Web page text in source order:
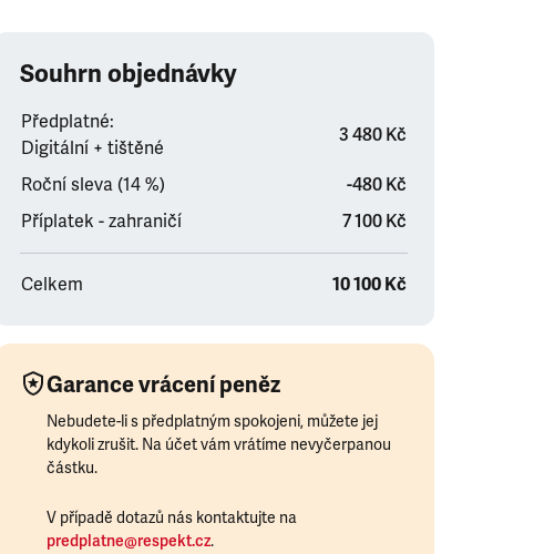
Souhrn objednávky
Předplatné:
Digitální + tištěné
3 480 Kč
Roční sleva (14 %)
-480 Kč
Příplatek - zahraničí
7 100 Kč
Celkem 10 100 Kč
Garance vrácení peněz
Nebudete-li s předplatným spokojeni, můžete jej
kdykoli zrušit. Na účet vám vrátíme nevyčerpanou
částku.
V případě dotazů nás kontaktujte na
predplatne@respekt.cz.